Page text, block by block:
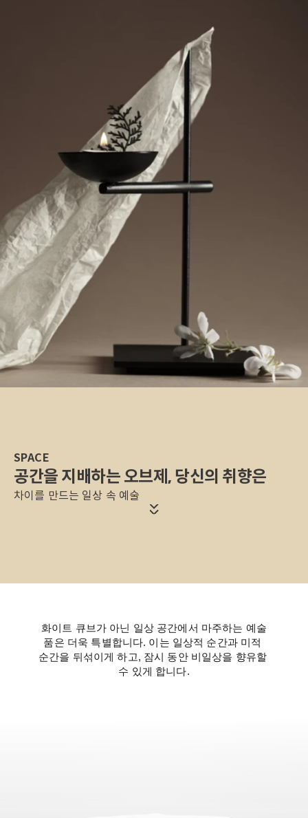
SPACE
공간을 지배하는 오브제, 당신의 취향은
차이를 만드는 일상 속 예술
화이트 큐브가 아닌 일상 공간에서 마주하는 예술
품은 더욱 특별합니다. 이는 일상적 순간과 미적
순간을 뒤섞이게 하고, 잠시 동안 비일상을 향유할
수 있게 합니다.